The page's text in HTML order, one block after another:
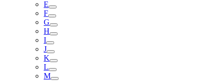
E
F
G
H
I
J
K
L
M